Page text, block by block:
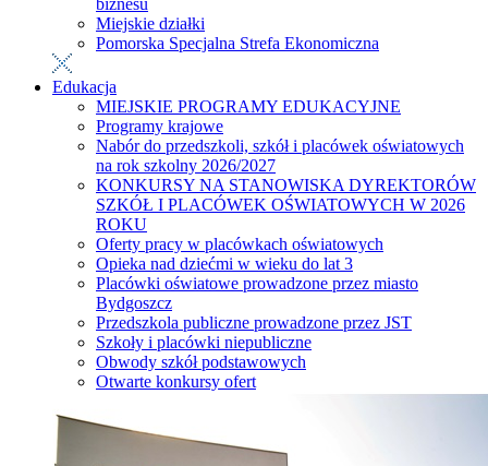
biznesu
Miejskie działki
Pomorska Specjalna Strefa Ekonomiczna
Edukacja
MIEJSKIE PROGRAMY EDUKACYJNE
Programy krajowe
Nabór do przedszkoli, szkół i placówek oświatowych
na rok szkolny 2026/2027
KONKURSY NA STANOWISKA DYREKTORÓW
SZKÓŁ I PLACÓWEK OŚWIATOWYCH W 2026
ROKU
Oferty pracy w placówkach oświatowych
Opieka nad dziećmi w wieku do lat 3
Placówki oświatowe prowadzone przez miasto
Bydgoszcz
Przedszkola publiczne prowadzone przez JST
Szkoły i placówki niepubliczne
Obwody szkół podstawowych
Otwarte konkursy ofert